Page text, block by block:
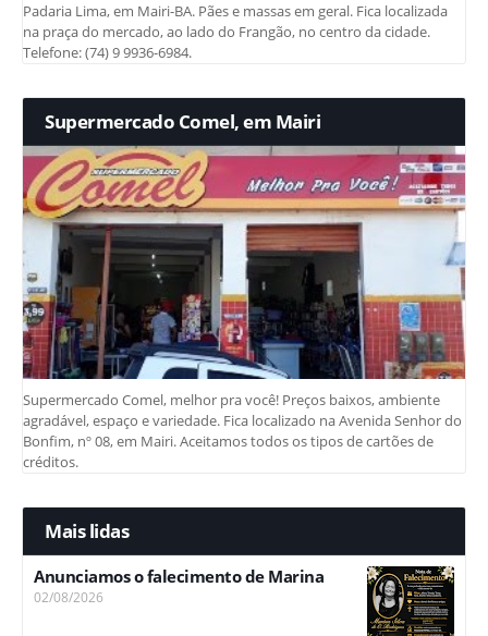
Padaria Lima, em Mairi-BA. Pães e massas em geral. Fica localizada
na praça do mercado, ao lado do Frangão, no centro da cidade.
Telefone: (74) 9 9936-6984.
Supermercado Comel, em Mairi
Supermercado Comel, melhor pra você! Preços baixos, ambiente
agradável, espaço e variedade. Fica localizado na Avenida Senhor do
Bonfim, nº 08, em Mairi. Aceitamos todos os tipos de cartões de
créditos.
Mais lidas
Anunciamos o falecimento de Marina
02/08/2026